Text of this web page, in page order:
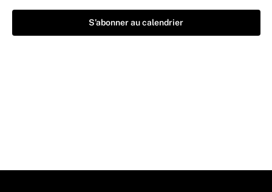
S’abonner au calendrier